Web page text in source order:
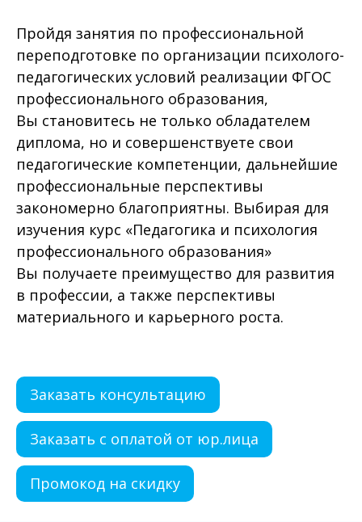
Пройдя занятия по профессиональной
переподготовке по организации психолого-
педагогических условий реализации ФГОС
профессионального образования,
Вы становитесь не только обладателем
диплома, но и совершенствуете свои
педагогические компетенции, дальнейшие
профессиональные перспективы
закономерно благоприятны. Выбирая для
изучения курс «Педагогика и психология
профессионального образования»
Вы получаете преимущество для развития
в профессии, а также перспективы
материального и карьерного роста.
Заказать консультацию
Заказать с оплатой от юр.лица
Промокод на скидку